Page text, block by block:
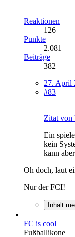
Reaktionen
126
Punkte
2.081
Beiträge
382
27. April
#83
Zitat von
Ein
kein
kann
Oh doch, laut
Nur der FCI!
Inhalt
FC is cool
Fußballikone